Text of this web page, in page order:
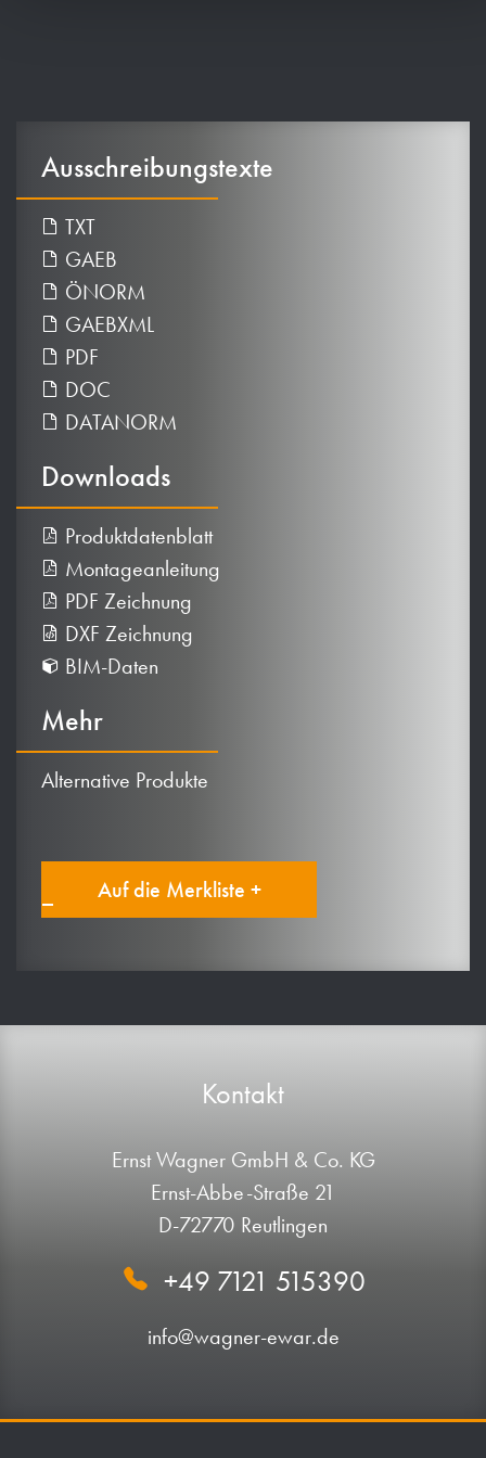
Ausschreibungstexte
TXT
GAEB
ÖNORM
GAEBXML
PDF
DOC
DATANORM
Downloads
Produktdatenblatt
Montageanleitung
PDF Zeichnung
DXF Zeichnung
BIM-Daten
Mehr
Alternative Produkte
Auf die Merkliste +
Kontakt
Ernst Wagner GmbH & Co. KG
Ernst-Abbe-Straße 21
D-72770 Reutlingen
+49 7121 515390
info@wagner-ewar.de